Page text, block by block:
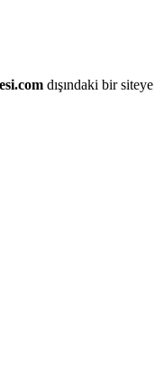
dışındaki bir siteye